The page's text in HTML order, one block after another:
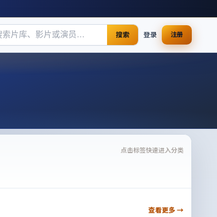
搜索 登录 注册
点击标签快速进入分类
查看更多 →